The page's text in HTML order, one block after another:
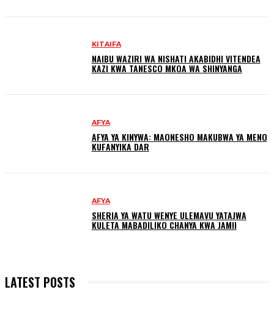
KITAIFA
NAIBU WAZIRI WA NISHATI AKABIDHI VITENDEA
KAZI KWA TANESCO MKOA WA SHINYANGA
AFYA
AFYA YA KINYWA: MAONESHO MAKUBWA YA MENO
KUFANYIKA DAR
AFYA
SHERIA YA WATU WENYE ULEMAVU YATAJWA
KULETA MABADILIKO CHANYA KWA JAMII
LATEST POSTS